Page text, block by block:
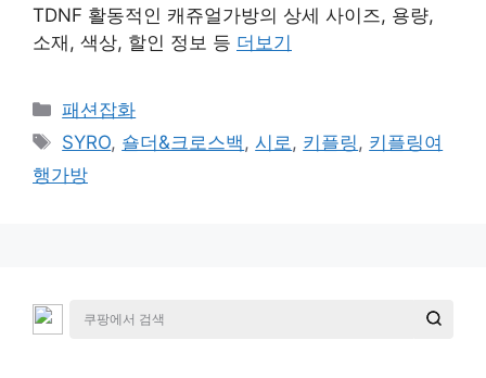
TDNF 활동적인 캐쥬얼가방의 상세 사이즈, 용량,
소재, 색상, 할인 정보 등 더보기
카
테
리
패션잡화
태
그
SYRO, 숄더&크로스백 ,시로 , 키플링 , 키플링여
행가방